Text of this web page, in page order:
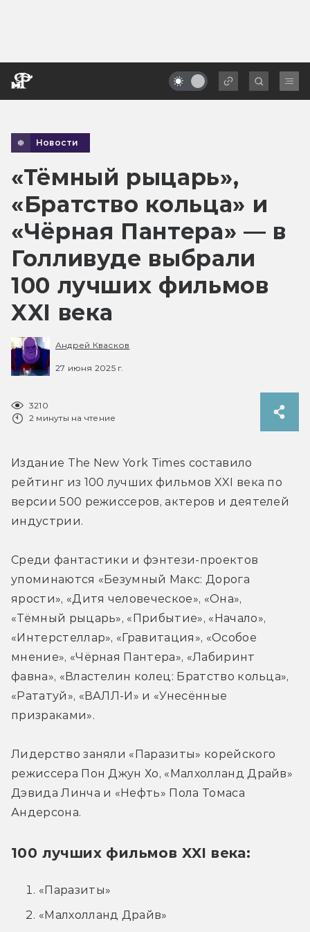
Новости
«Тёмный рыцарь»,
«Братство кольца» и
«Чёрная Пантера» — в
Голливуде выбрали
100 лучших фильмов
XXI века
Андрей Квасков
27 июня 2025 г.
3210
2 минуты на чтение
Издание The New York Times составило
рейтинг из 100 лучших фильмов XXI века по
версии 500 режиссеров, актеров и деятелей
индустрии.
Среди фантастики и фэнтези-проектов
упоминаются «Безумный Макс: Дорога
ярости», «Дитя человеческое», «Она»,
«Тёмный рыцарь», «Прибытие», «Начало»,
«Интерстеллар», «Гравитация», «Особое
мнение», «Чёрная Пантера», «Лабиринт
фавна», «Властелин колец: Братство кольца»,
«Рататуй», «ВАЛЛ-И» и «Унесённые
Лидерство заняли «Паразиты» корейского
режиссера Пон Джун Хо, «Малхолланд Драйв»
Дэвида Линча и «Нефть» Пола Томаса
Андерсона.
100 лучших фильмов XXI века:
«Паразиты»
«Малхолланд Драйв»